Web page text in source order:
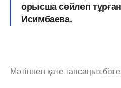
орысша сөйлеп
Исимбаева.
Мәтіннен қате тапсаңыз,